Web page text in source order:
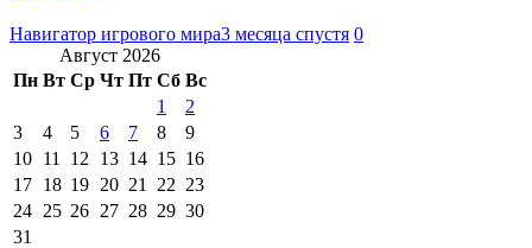
Навигатор игрового мира3 месяца спустя 0
Август 2026
Пн Вт Ср Чт Пт Сб Вс
1
2
3
4 5 6 7 8
9
10 11 12 13 14 15 16
17 18 19 20 21 22 23
24 25 26 27 28 29 30
31